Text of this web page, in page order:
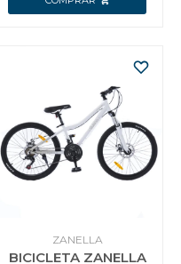
ZANELLA
BICICLETA ZANELLA